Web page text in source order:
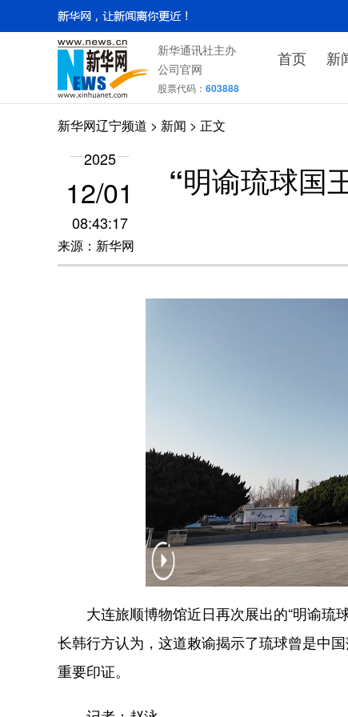
新华通讯社主办
公司官网
股票代码： 603888
首页 新
新华网辽宁频道 > 新闻 > 正文
2025
12/01
08:43:17
来源：新华网
“明谕琉球国
大连旅顺博物馆近日再次展出的“明谕琉
长韩行方认为，这道敕谕揭示了琉球曾是中
重要印证。